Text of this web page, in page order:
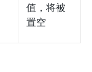
值，将被
置空